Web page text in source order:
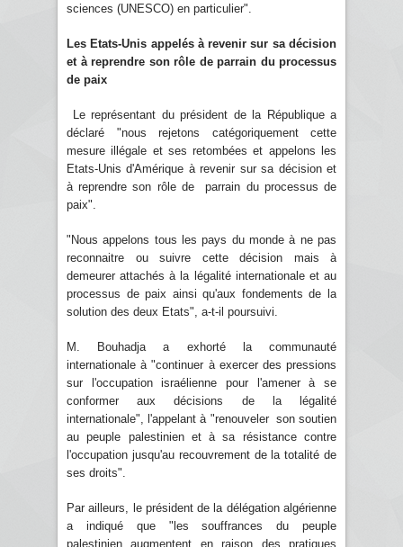
sciences (UNESCO) en particulier".
Les Etats-Unis appelés à revenir sur sa décision
et à reprendre son rôle de parrain du processus
de paix
Le représentant du président de la République a
déclaré "nous rejetons catégoriquement cette
mesure illégale et ses retombées et appelons les
Etats-Unis d'Amérique à revenir sur sa décision et
à reprendre son rôle de parrain du processus de
paix".
"Nous appelons tous les pays du monde à ne pas
reconnaitre ou suivre cette décision mais à
demeurer attachés à la légalité internationale et au
processus de paix ainsi qu'aux fondements de la
solution des deux Etats", a-t-il poursuivi.
M. Bouhadja a exhorté la communauté
internationale à "continuer à exercer des pressions
sur l'occupation israélienne pour l'amener à se
conformer aux décisions de la légalité
internationale", l'appelant à "renouveler son soutien
au peuple palestinien et à sa résistance contre
l'occupation jusqu'au recouvrement de la totalité de
ses droits".
Par ailleurs, le président de la délégation algérienne
a indiqué que "les souffrances du peuple
palestinien augmentent en raison des pratiques